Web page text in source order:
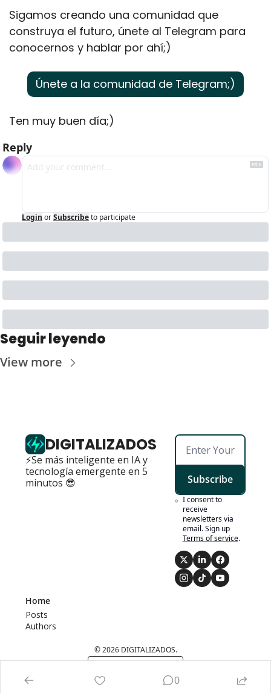
Sigamos creando una comunidad que
construya el futuro, únete al Telegram para
conocernos y hablar por ahí;)
Únete a la comunidad de Telegram;)
Ten muy buen día;)
Reply
Login orSubscribeto participate
Seguir leyendo
View more
DIGITALIZADOS
⚡Se más inteligente en IA y
tecnología emergente en 5
minutos 😎
Subscribe
I consent to
receive
newsletters via
email. Sign up
Terms of service.
Home
Posts
Authors
© 2026 DIGITALIZADOS.
0